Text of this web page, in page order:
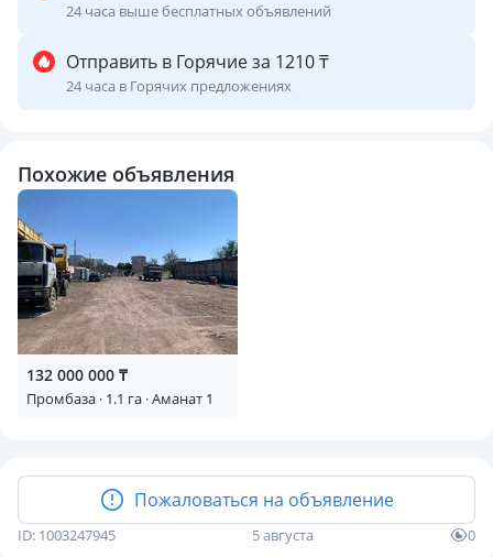
24 часа выше бесплатных объявлений
Отправить в Горячие за 1210 ₸
24 часа в Горячих предложениях
Похожие объявления
132 000 000 ₸
Промбаза · 1.1 га · Аманат 1
Пожаловаться на объявление
ID: 1003247945 5 августа 0